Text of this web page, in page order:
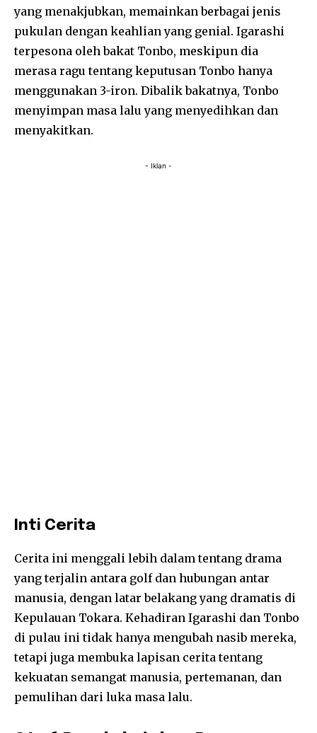
yang menakjubkan, memainkan berbagai jenis
pukulan dengan keahlian yang genial. Igarashi
terpesona oleh bakat Tonbo, meskipun dia
merasa ragu tentang keputusan Tonbo hanya
menggunakan 3-iron. Dibalik bakatnya, Tonbo
menyimpan masa lalu yang menyedihkan dan
menyakitkan.
- Iklan -
Inti Cerita
Cerita ini menggali lebih dalam tentang drama
yang terjalin antara golf dan hubungan antar
manusia, dengan latar belakang yang dramatis di
Kepulauan Tokara. Kehadiran Igarashi dan Tonbo
di pulau ini tidak hanya mengubah nasib mereka,
tetapi juga membuka lapisan cerita tentang
kekuatan semangat manusia, pertemanan, dan
pemulihan dari luka masa lalu.